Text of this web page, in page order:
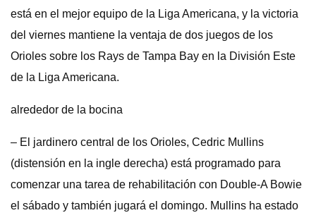
está en el mejor equipo de la Liga Americana, y la victoria
del viernes mantiene la ventaja de dos juegos de los
Orioles sobre los Rays de Tampa Bay en la División Este
de la Liga Americana.
alrededor de la bocina
– El jardinero central de los Orioles, Cedric Mullins
(distensión en la ingle derecha) está programado para
comenzar una tarea de rehabilitación con Double-A Bowie
el sábado y también jugará el domingo. Mullins ha estado